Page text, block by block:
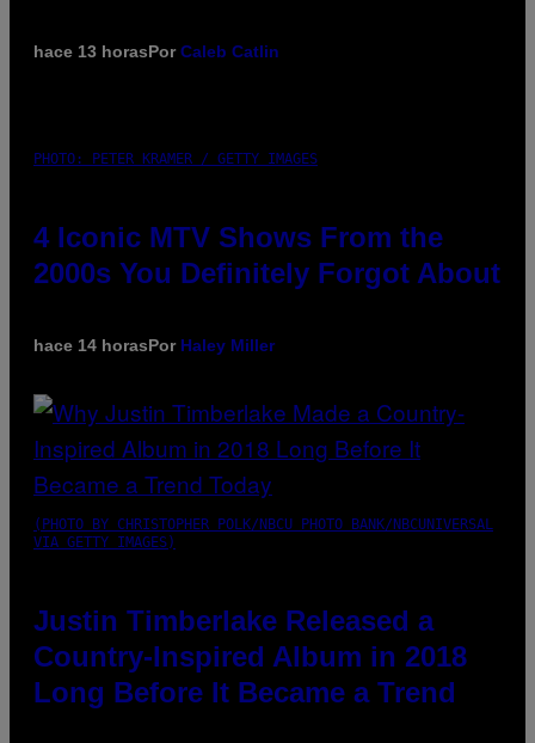
hace 13 horasPorCaleb Catlin
PHOTO: PETER KRAMER / GETTY IMAGES
4 Iconic MTV Shows From the
2000s You Definitely Forgot About
hace 14 horasPor Haley Miller
(PHOTO BY CHRISTOPHER POLK/NBCU PHOTO BANK/NBCUNIVERSAL
VIA GETTY IMAGES)
Justin Timberlake Released a
Country-Inspired Album in 2018
Long Before It Became a Trend